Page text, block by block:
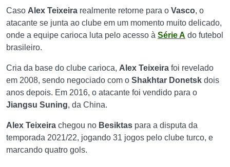
Caso Alex Teixeira realmente retorne para o Vasco, o
atacante se junta ao clube em um momento muito delicado,
onde a equipe carioca luta pelo acesso à Série A do futebol
brasileiro.
Cria da base do clube carioca, Alex Teixeira foi revelado
em 2008, sendo negociado com o Shakhtar Donetsk dois
anos depois. Em 2016, o atacante foi vendido para o
Jiangsu Suning, da China.
Alex Teixeira chegou no Besiktas para a disputa da
temporada 2021/22, jogando 31 jogos pelo clube turco, e
marcando quatro gols.